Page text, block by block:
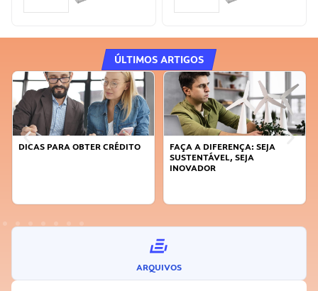
ÚLTIMOS ARTIGOS
DICAS PARA OBTER CRÉDITO
FAÇA A DIFERENÇA: SEJA
SUSTENTÁVEL, SEJA
INOVADOR
ARQUIVOS